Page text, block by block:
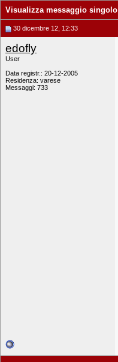
Visualizza messaggio singolo
30 dicembre 12, 12:33
edofly
User
Data registr.: 20-12-2005
Residenza: varese
Messaggi: 733